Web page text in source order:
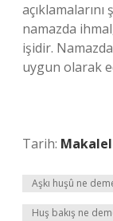
namazda
işidir.
uygun olarak
Tarih:
Aşkı huşû ne
Huş bakış ne